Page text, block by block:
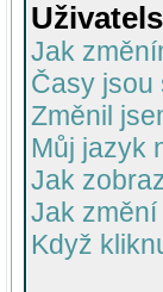
Jak
Časy jsou
Změnil
Můj jazyk
Jak
Jak
Když